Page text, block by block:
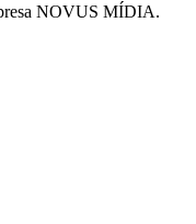
NOVUS MÍDIA.